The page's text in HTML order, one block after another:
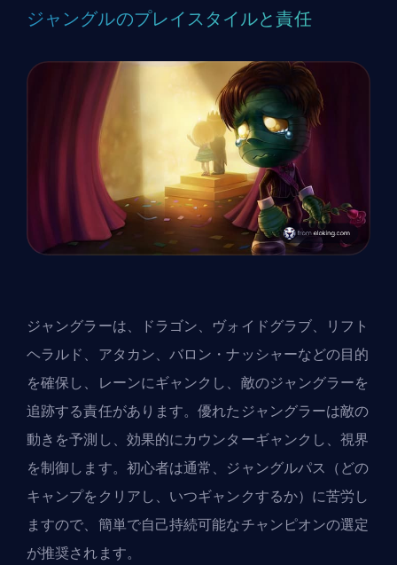
ジャングルのプレイスタイルと責任
ジャングラーは、ドラゴン、ヴォイドグラブ、リフト
ヘラルド、アタカン、バロン・ナッシャーなどの目的
を確保し、レーンにギャンクし、敵のジャングラーを
追跡する責任があります。優れた ジャングラーは敵の
動きを予測し、効果的にカウンターギャンクし、視界
を制御します。初心者は通常、ジャングルパス（どの
キャンプをクリアし、いつギャンクするか）に苦労し
ますので、簡単で自己持続可能なチャンピオンの選定
が推奨されます。